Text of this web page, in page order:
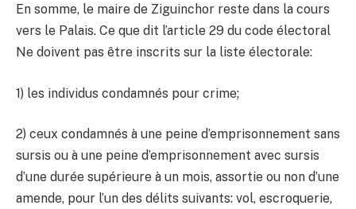
En somme, le maire de Ziguinchor reste dans la cours
vers le Palais. Ce que dit l’article 29 du code électoral
Ne doivent pas être inscrits sur la liste électorale:
1) les individus condamnés pour crime;
2) ceux condamnés à une peine d’emprisonnement sans
sursis ou à une peine d’emprisonnement avec sursis
d’une durée supérieure à un mois, assortie ou non d’une
amende, pour l’un des délits suivants: vol, escroquerie,